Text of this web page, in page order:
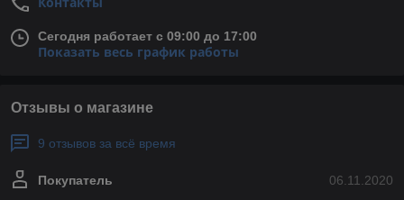
Сегодня работает с 09:00 до 17:00
Показать весь график работы
Отзывы о магазине
9 отзывов за всё время
06.11.2020
Покупатель